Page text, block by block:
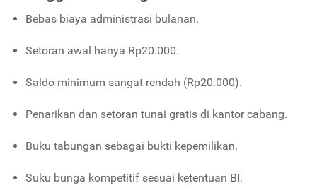
Bebas biaya administrasi bulanan.
Setoran awal hanya Rp20.000.
Saldo minimum sangat rendah (Rp20.000).
Penarikan dan setoran tunai gratis di kantor cabang.
Buku tabungan sebagai bukti kepemilikan.
Suku bunga kompetitif sesuai ketentuan BI.